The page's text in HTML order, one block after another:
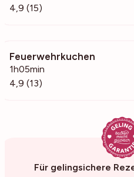
4,9 (15)
Feuerwehrkuchen
1h05min
4,9 (13)
Für gelingsichere